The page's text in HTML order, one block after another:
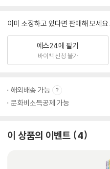
이미 소장하고 있다면 판매해 보세요.
예스24에 팔기
바이백 신청 불가
해외배송 가능
문화비소득공제 가능
이 상품의 이벤트 4